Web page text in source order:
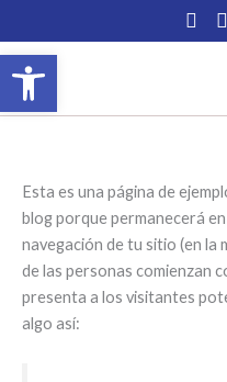
al
contenido
Esta es una página de
blog porque permanecerá
navegación de tu sitio (en la
de las personas comienzan
presenta a los visitantes
algo así:
Abrir barra